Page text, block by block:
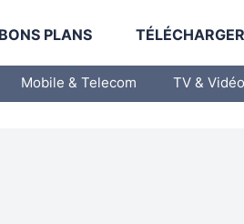
BONS PLANS
Mobile & Telecom TV & Vidéo